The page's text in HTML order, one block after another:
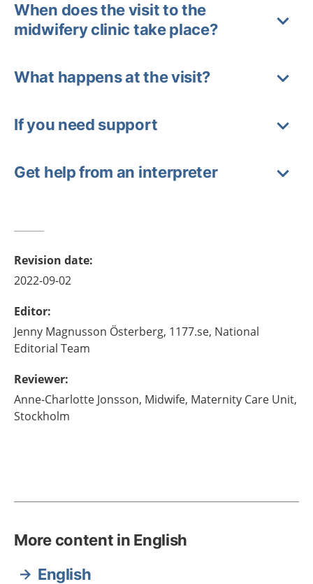
When does the visit to the
midwifery clinic take place?
What happens at the visit?
If you need support
Get help from an interpreter
Revision date:
2022-09-02
Editor:
Jenny Magnusson Österberg, 1177.se, National
Editorial Team
Reviewer:
Anne-Charlotte Jonsson, Midwife, Maternity Care Unit,
Stockholm
More content in English
English